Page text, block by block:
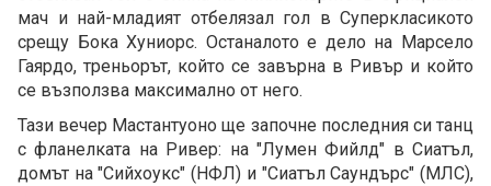
мач и най-младият отбелязал гол в Суперкласикото
срещу Бока Хуниорс. Останалото е дело на Марсело
Гаярдо, треньорът, който се завърна в Ривър и който
се възползва максимално от него.
Тази вечер Мастантуоно ще започне последния си танц
с фланелката на Ривер: на "Лумен Фийлд" в Сиатъл,
домът на "Сийхоукс" (НФЛ) и "Сиатъл Саундърс" (МЛС),